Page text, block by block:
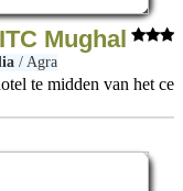
Mughal
/ Agra
te midden van het